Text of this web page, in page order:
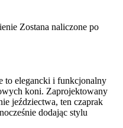
Zostana naliczone po
elegancki i funkcjonalny
koni. Zaprojektowany
jeździectwa, ten czaprak
dodając stylu